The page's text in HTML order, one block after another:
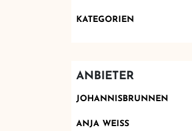
KATEGORIEN
ANBIETER
JOHANNISBRUNNEN
ANJA WEISS